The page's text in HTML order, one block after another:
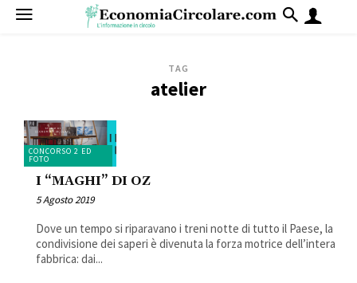
TAG
atelier
CONCORSO 2 ED
FOTO
I “MAGHI” DI OZ
5 Agosto 2019
Dove un tempo si riparavano i treni notte di tutto il Paese, la
condivisione dei saperi è divenuta la forza motrice dell’intera
fabbrica: dai...